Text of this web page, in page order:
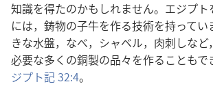
知識​を​得​た​の​か​も​しれ​ませ​ん。エジプ
に​は，鋳物​の​子牛​を​作る​技術​を​持っ​て​
きな​水盤，なべ，シャベル，肉刺し​な
必要​な​多く​の​銅製​の​品々​を​作る​こと​も​
ジプト​記 32:4。